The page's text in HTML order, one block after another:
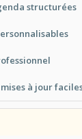
structurées
à jour